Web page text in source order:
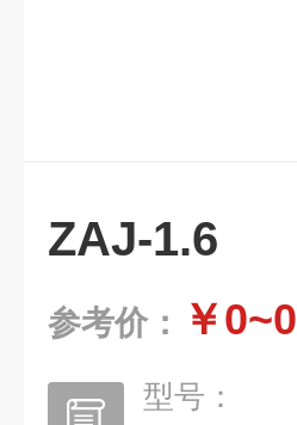
ZAJ-1.6
参考价： ￥0~0
型号：